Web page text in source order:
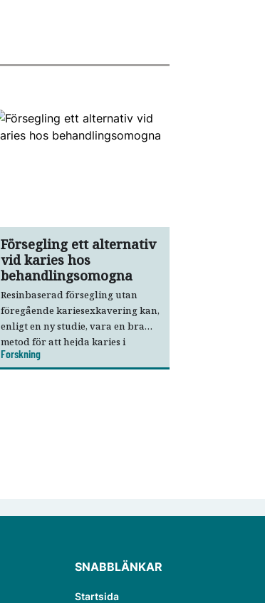
Försegling ett alternativ
vid karies hos
behandlingsomogna
Resinbaserad försegling utan
föregående kariesexkavering kan,
enligt en ny studie, vara en bra
metod för att hejda karies i
primära molarer hos
behandlings­omogna barn.
Forskning
SNABBLÄNKAR
Startsida